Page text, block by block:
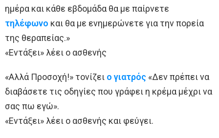
ημέρα και κάθε εβδομάδα θα με παίρνετε
τηλέφωνο και θα με ενημερώνετε για την πορεία
της θεραπείας.»
«Εντάξει» λέει ο ασθενής
«Αλλά Προσοχή!» τονίζει ο γιατρός «Δεν πρέπει να
διαβάσετε τις οδηγίες που γράφει η κρέμα μέχρι να
σας πω εγώ».
«Εντάξει» λέει ο ασθενής και φεύγει.